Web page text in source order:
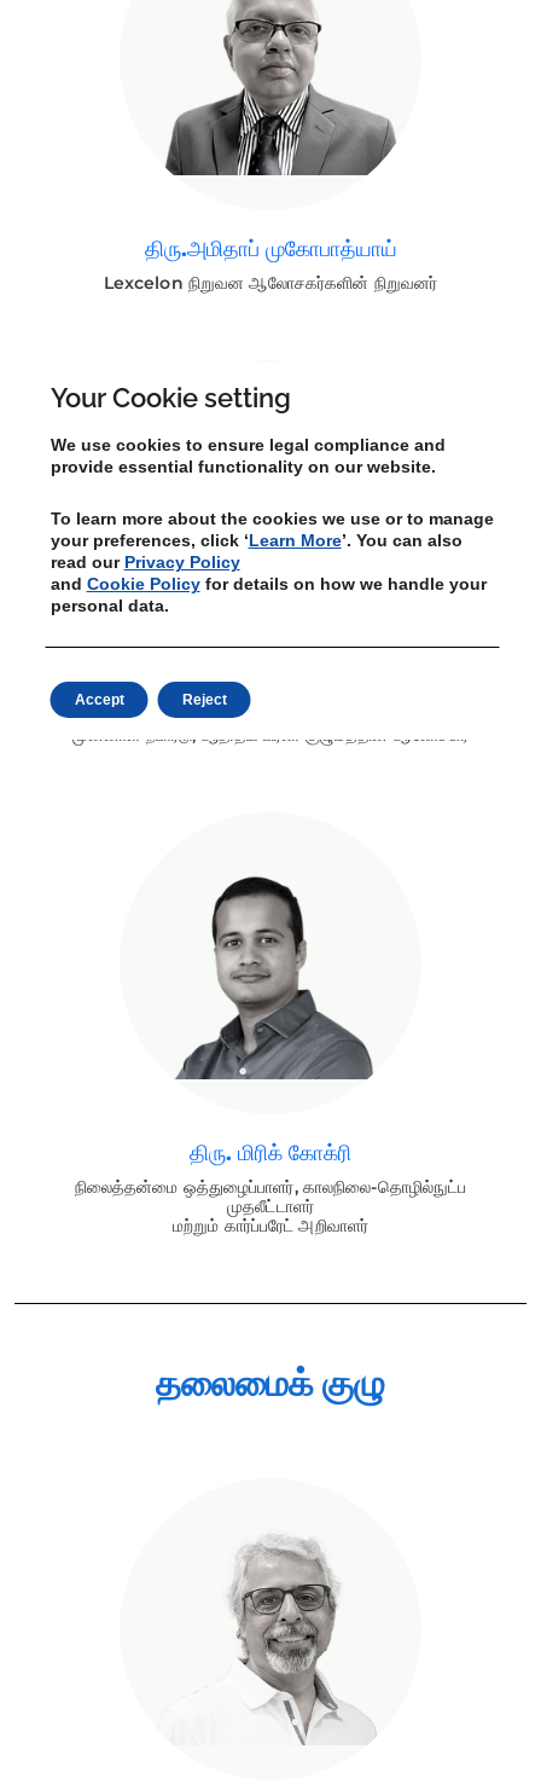
திரு.அமிதாப் முகோபாத்யாய்
Lexcelon நிறுவன ஆலோசகர்களின் நிறுவனர்
பேராசிரியர் எம்.வி. அசோக்
முன்னாள் நபார்டு, ஆதித்ய பிர்லா குழுமத்தின் ஆலோசகர்
திரு. மிரிக் கோக்ரி
நிலைத்தன்மை ஒத்துழைப்பாளர், காலநிலை-தொழில்நுட்ப
முதலீட்டாளர்
மற்றும் கார்ப்பரேட் அறிவாளர்
தலைமைக் குழு
Your Cookie setting
We use cookies to ensure legal compliance and
provide essential functionality on our website.
To learn more about the cookies we use or to manage
your preferences, click ‘Learn More’. You can also
read our Privacy Policy
and Cookie Policyfor details on how we handle your
personal data.
Accept Reject